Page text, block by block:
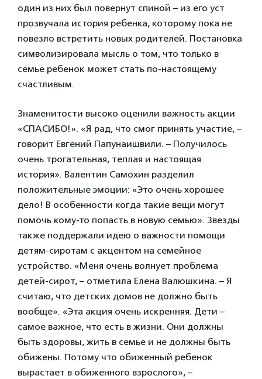
один из них был повернут спиной – из его уст
прозвучала история ребенка, которому пока не
повезло встретить новых родителей. Постановка
символизировала мысль о том, что только в
семье ребенок может стать по-настоящему
счастливым.
Знаменитости высоко оценили важность акции
«СПАСИБО!». «Я рад, что смог принять участие, –
говорит Евгений Папунаишвили. – Получилось
очень трогательная, теплая и настоящая
история». Валентин Самохин разделил
положительные эмоции: «Это очень хорошее
дело! В особенности когда такие вещи могут
помочь кому-то попасть в новую семью». Звезды
также поддержали идею о важности помощи
детям-сиротам с акцентом на семейное
устройство. «Меня очень волнует проблема
детей-сирот, – отметила Елена Валюшкина. – Я
считаю, что детских домов не должно быть
вообще». «Эта акция очень искренняя. Дети –
самое важное, что есть в жизни. Они должны
быть здоровы, жить в семье и не должны быть
обижены. Потому что обиженный ребенок
вырастает в обиженного взрослого», –